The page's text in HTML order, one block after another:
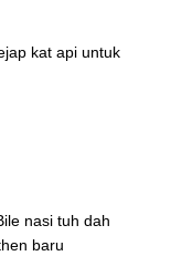
kat api untuk
nasi tuh dah
baru